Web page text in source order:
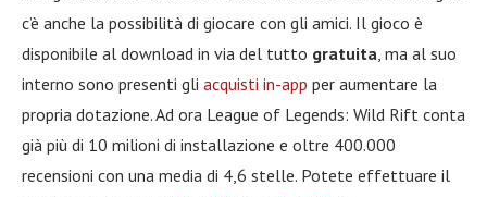
c’è anche la possibilità di giocare con gli amici. Il gioco è
disponibile al download in via del tutto gratuita, ma al suo
interno sono presenti gli acquisti in-app per aumentare la
propria dotazione. Ad ora League of Legends: Wild Rift conta
già più di 10 milioni di installazione e oltre 400.000
recensioni con una media di 4,6 stelle. Potete effettuare il